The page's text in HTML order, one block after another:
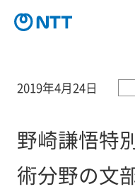
2019年4月24日
野崎謙悟特
術分野の文